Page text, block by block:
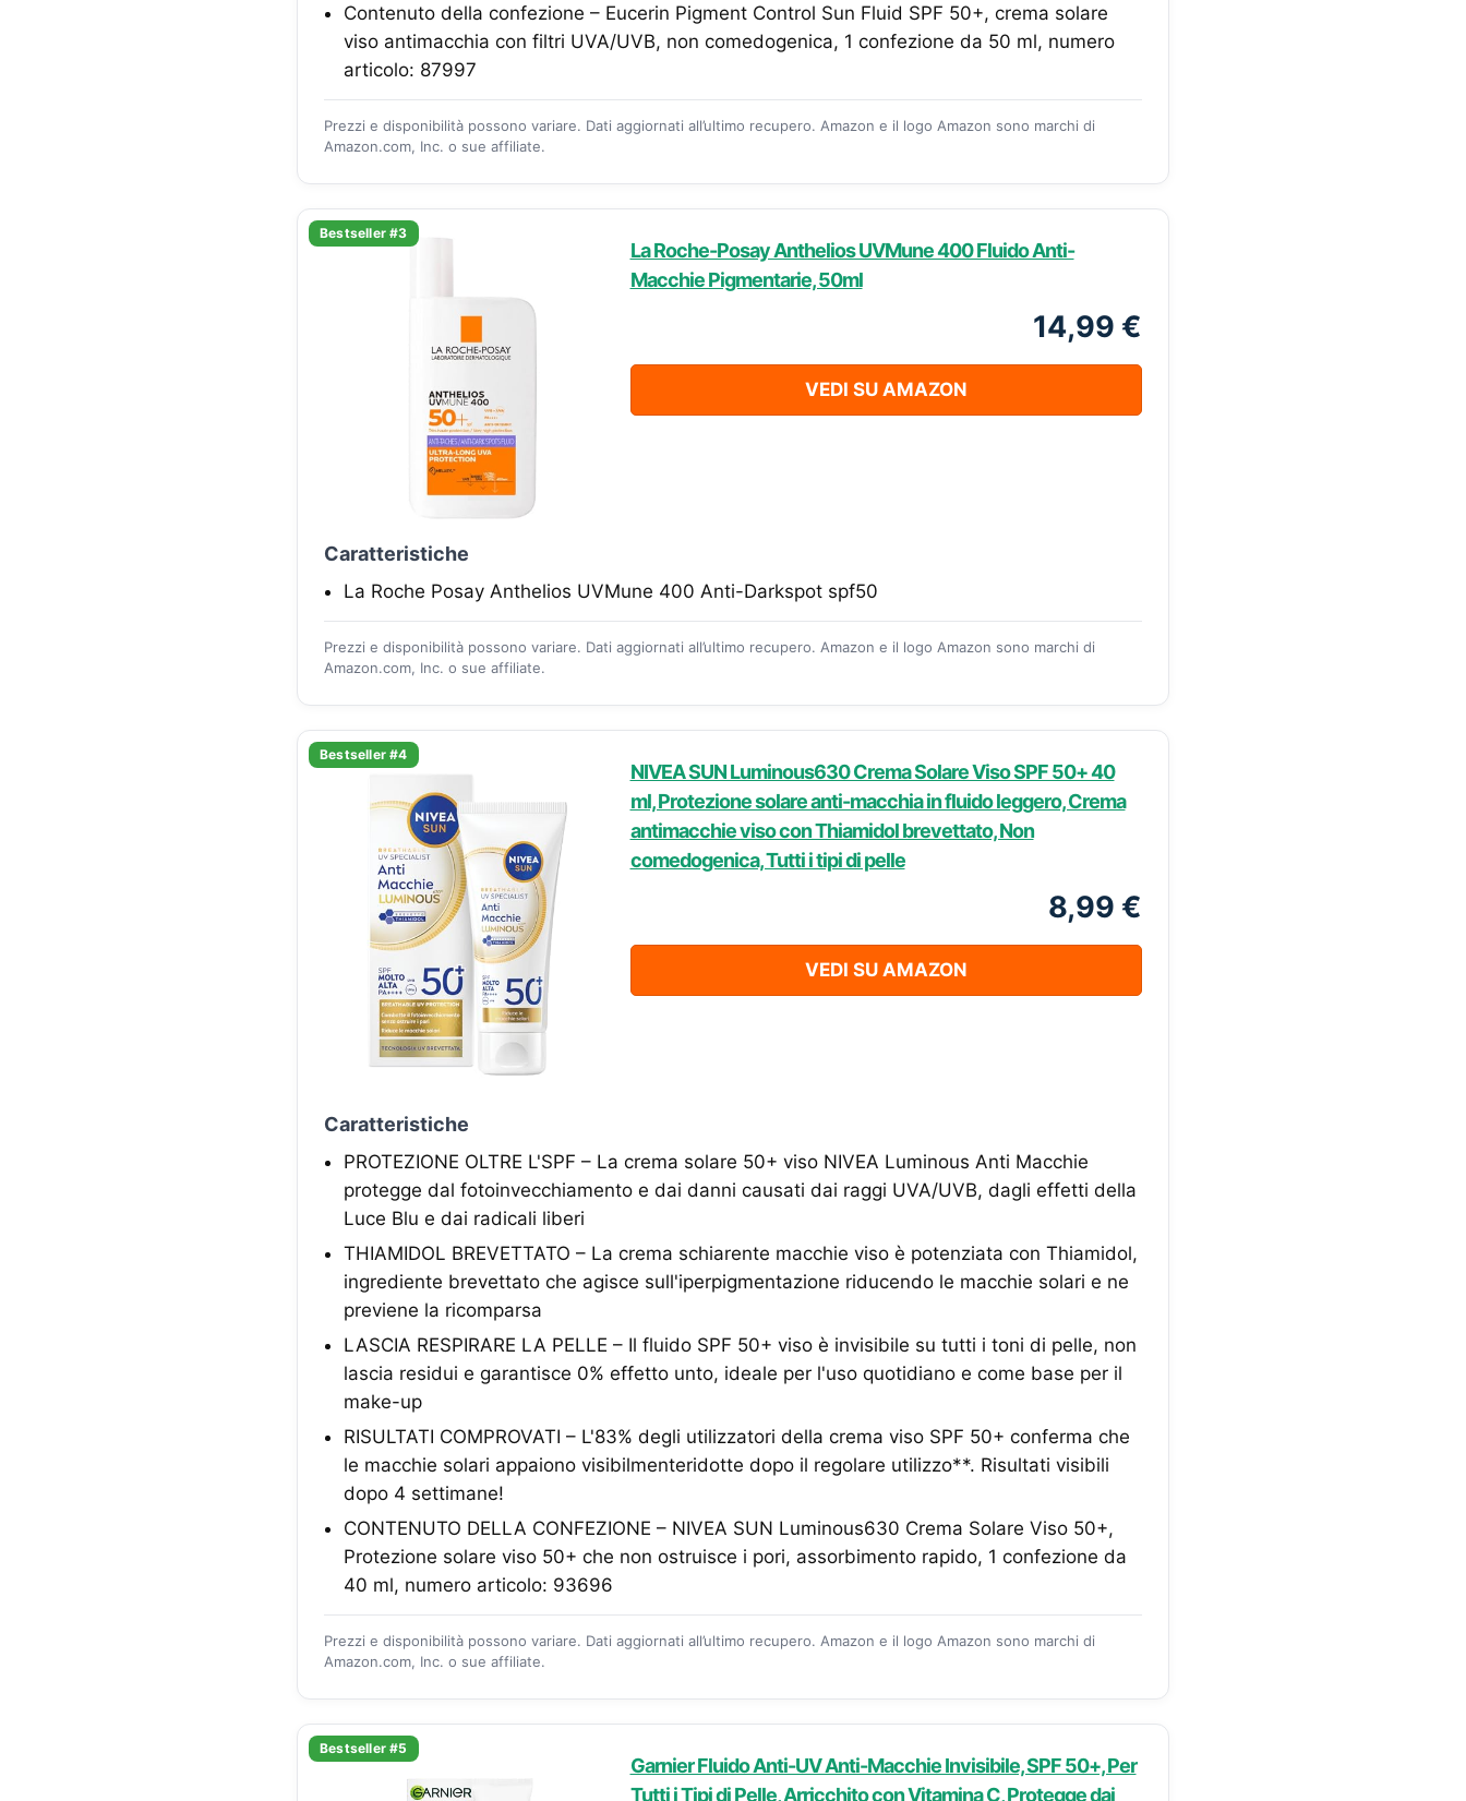
Contenuto della confezione – Eucerin Pigment Control Sun Fluid SPF 50+, crema solare
viso antimacchia con filtri UVA/UVB, non comedogenica, 1 confezione da 50 ml, numero
articolo: 87997
Prezzi e disponibilità possono variare. Dati aggiornati all’ultimo recupero. Amazon e il logo Amazon sono marchi di
Amazon.com, Inc. o sue affiliate.
Bestseller #3
La Roche-Posay Anthelios UVMune 400 Fluido Anti-
Macchie Pigmentarie, 50ml
14,99 €
VEDI SU AMAZON
Caratteristiche
La Roche Posay Anthelios UVMune 400 Anti-Darkspot spf50
Prezzi e disponibilità possono variare. Dati aggiornati all’ultimo recupero. Amazon e il logo Amazon sono marchi di
Amazon.com, Inc. o sue affiliate.
Bestseller #4
NIVEA SUN Luminous630 Crema Solare Viso SPF 50+ 40
ml, Protezione solare anti-macchia in fluido leggero, Crema
antimacchie viso con Thiamidol brevettato, Non
comedogenica, Tutti i tipi di pelle
8,99 €
VEDI SU AMAZON
Caratteristiche
PROTEZIONE OLTRE L'SPF – La crema solare 50+ viso NIVEA Luminous Anti Macchie
protegge dal fotoinvecchiamento e dai danni causati dai raggi UVA/UVB, dagli effetti della
Luce Blu e dai radicali liberi
THIAMIDOL BREVETTATO – La crema schiarente macchie viso è potenziata con Thiamidol,
ingrediente brevettato che agisce sull'iperpigmentazione riducendo le macchie solari e ne
previene la ricomparsa
LASCIA RESPIRARE LA PELLE – Il fluido SPF 50+ viso è invisibile su tutti i toni di pelle, non
lascia residui e garantisce 0% effetto unto, ideale per l'uso quotidiano e come base per il
make-up
RISULTATI COMPROVATI – L'83% degli utilizzatori della crema viso SPF 50+ conferma che
le macchie solari appaiono visibilmenteridotte dopo il regolare utilizzo**. Risultati visibili
dopo 4 settimane!
CONTENUTO DELLA CONFEZIONE – NIVEA SUN Luminous630 Crema Solare Viso 50+,
Protezione solare viso 50+ che non ostruisce i pori, assorbimento rapido, 1 confezione da
40 ml, numero articolo: 93696
Prezzi e disponibilità possono variare. Dati aggiornati all’ultimo recupero. Amazon e il logo Amazon sono marchi di
Amazon.com, Inc. o sue affiliate.
Bestseller #5
Garnier Fluido Anti-UV Anti-Macchie Invisibile, SPF 50+, Per
Tutti i Tipi di Pelle, Arricchito con Vitamina C, Protegge dai